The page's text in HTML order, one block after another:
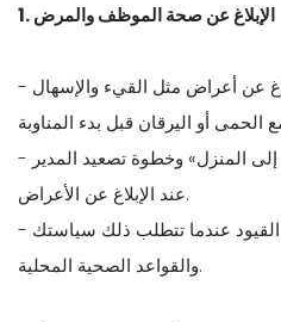
1. الإبلاغ عن صحة الموظف والمرض
- اطلب من الموظفين الإبلاغ عن أعراض مثل القيء والإسهال
- ضع قاعدة واضحة لـ «الإرسال إلى المنزل» وخطوة تصعيد المدير
عند الإبلاغ عن الأعراض.
- قم بتوثيق الاستثناءات أو القيود عندما تتطلب ذلك سياستك
والقواعد الصحية المحلية.